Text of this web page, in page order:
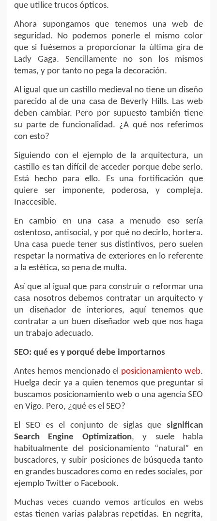
que utilice trucos ópticos.
Ahora supongamos que tenemos una web de
seguridad. No podemos ponerle el mismo color
que si fuésemos a proporcionar la última gira de
Lady Gaga. Sencillamente no son los mismos
temas, y por tanto no pega la decoración.
Al igual que un castillo medieval no tiene un diseño
parecido al de una casa de Beverly Hills. Las web
deben cambiar. Pero por supuesto también tiene
su parte de funcionalidad. ¿A qué nos referimos
con esto?
Siguiendo con el ejemplo de la arquitectura, un
castillo es tan difícil de acceder porque debe serlo.
Está hecho para ello. Es una fortificación que
quiere ser imponente, poderosa, y compleja.
Inaccesible.
En cambio en una casa a menudo eso sería
ostentoso, antisocial, y por qué no decirlo, hortera.
Una casa puede tener sus distintivos, pero suelen
respetar la normativa de exteriores en lo referente
a la estética, so pena de multa.
Así que al igual que para construir o reformar una
casa nosotros debemos contratar un arquitecto y
un diseñador de interiores, aquí tenemos que
contratar a un buen diseñador web que nos haga
un trabajo adecuado.
SEO: qué es y porqué debe importarnos
Antes hemos mencionado el posicionamiento web.
Huelga decir ya a quien tenemos que preguntar si
buscamos posicionamiento web o una agencia SEO
en Vigo. Pero, ¿qué es el SEO?
El SEO es el conjunto de siglas que significan
Search Engine Optimization, y suele habla
habitualmente del posicionamiento “natural” en
buscadores, y subir posiciones de búsqueda tanto
en grandes buscadores como en redes sociales, por
ejemplo Twitter o Facebook.
Muchas veces cuando vemos artículos en webs
estas tienen varias palabras repetidas. En negrita,